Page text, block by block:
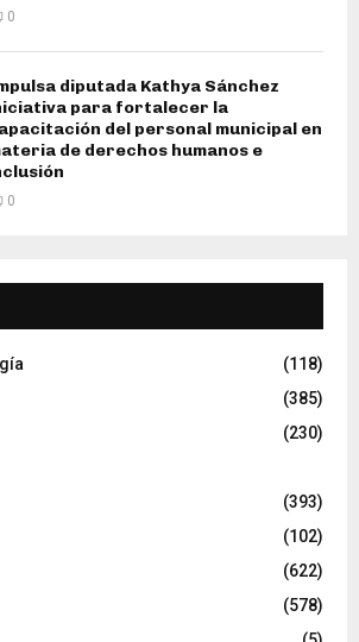
0
diputada Kathya Sánchez
para fortalecer la
del personal municipal en
de derechos humanos e
0
(118)
(385)
(230)
(393)
(102)
(622)
(578)